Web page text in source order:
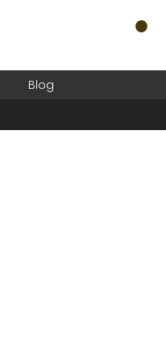
Blog